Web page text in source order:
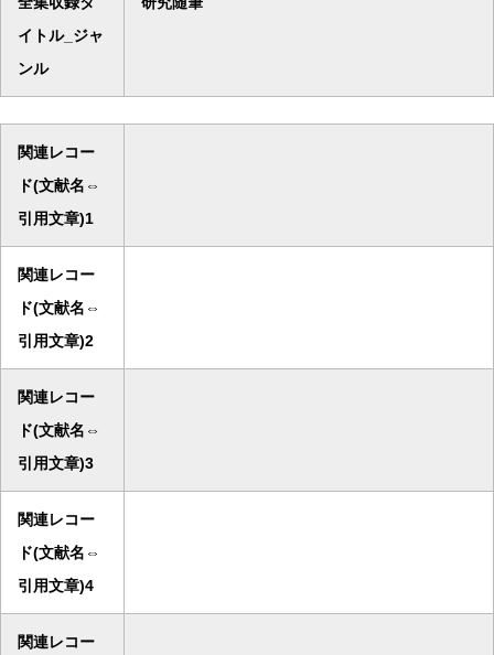
イトル_ジャ
ンル
関連レコー
ド(文献名⇔
引用文章)1
関連レコー
ド(文献名⇔
引用文章)2
関連レコー
ド(文献名⇔
引用文章)3
関連レコー
ド(文献名⇔
引用文章)4
関連レコー